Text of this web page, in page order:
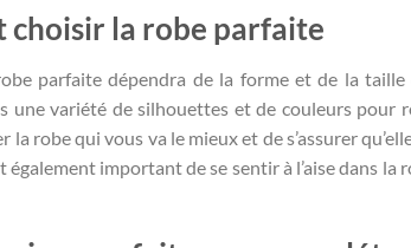
choisir la robe parfaite
parfaite dépendra de la forme et de la
une variété de silhouettes et de couleurs
la robe qui vous va le mieux et de s’assurer
également important de se sentir à l’aise dans la